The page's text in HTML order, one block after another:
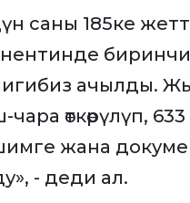
саны 185ке
биринчи
ачылды.
чара өткөрүлүп,
жана
- деди ал.